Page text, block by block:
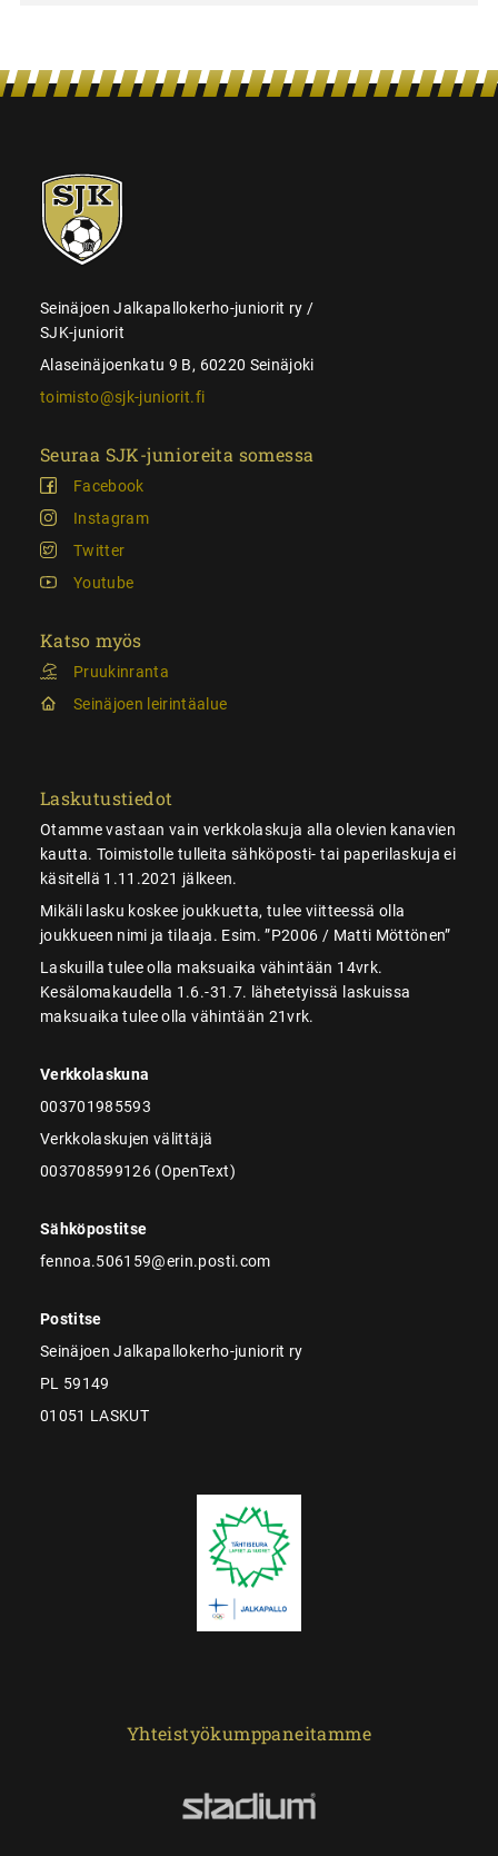
SJK-
juniorit
Seinäjoen Jalkapallokerho-juniorit ry /
SJK-juniorit
Alaseinäjoenkatu 9 B, 60220 Seinäjoki
toimisto@sjk-juniorit.fi
Seuraa SJK-junioreita somessa
Facebook
Instagram
Twitter
Youtube
Katso myös
Pruukinranta
Seinäjoen leirintäalue
Laskutustiedot
Otamme vastaan vain verkkolaskuja alla olevien kanavien
kautta. Toimistolle tulleita sähköposti- tai paperilaskuja ei
käsitellä 1.11.2021 jälkeen.
Mikäli lasku koskee joukkuetta, tulee viitteessä olla
joukkueen nimi ja tilaaja. Esim. ”P2006 / Matti Möttönen”
Laskuilla tulee olla maksuaika vähintään 14vrk.
Kesälomakaudella 1.6.-31.7. lähetetyissä laskuissa
maksuaika tulee olla vähintään 21vrk.
Verkkolaskuna
003701985593
Verkkolaskujen välittäjä
003708599126 (OpenText)
Sähköpostitse
fennoa.506159@erin.posti.com
Postitse
Seinäjoen Jalkapallokerho-juniorit ry
PL 59149
01051 LASKUT
Yhteistyökumppaneitamme